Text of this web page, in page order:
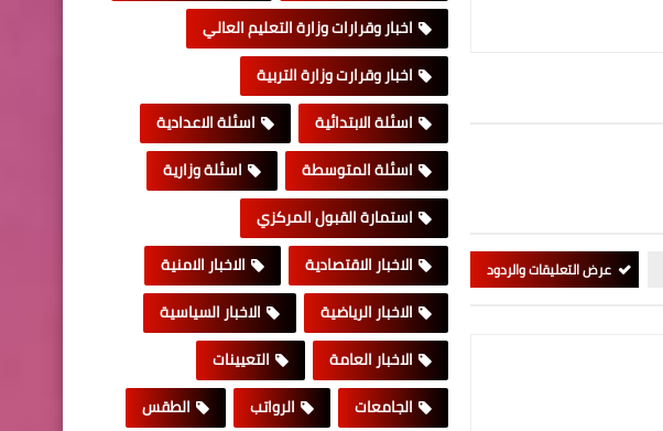
عرض التعليقات والردود
اخبار وقرارات وزارة التعليم العالي
اخبار وقرارت وزارة التربية
اسئلة الابتدائية
اسئلة الاعدادية
اسئلة المتوسطة
اسئلة وزارية
استمارة القبول المركزي
الاخبار الاقتصادية
الاخبار الامنية
الاخبار الرياضية
الاخبار السياسية
الاخبار العامة
التعيينات
الجامعات
الرواتب الطقس